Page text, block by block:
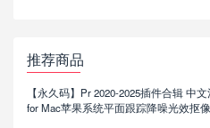
推荐商品
【永久码】Pr 2020-2025插件合辑 中
for Mac苹果系统平面跟踪降噪光效抠